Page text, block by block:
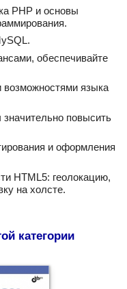
PHP и основы
обеспечивайте
языка
повысить
и оформления
HTML5: геолокацию,
на холсте.
категории